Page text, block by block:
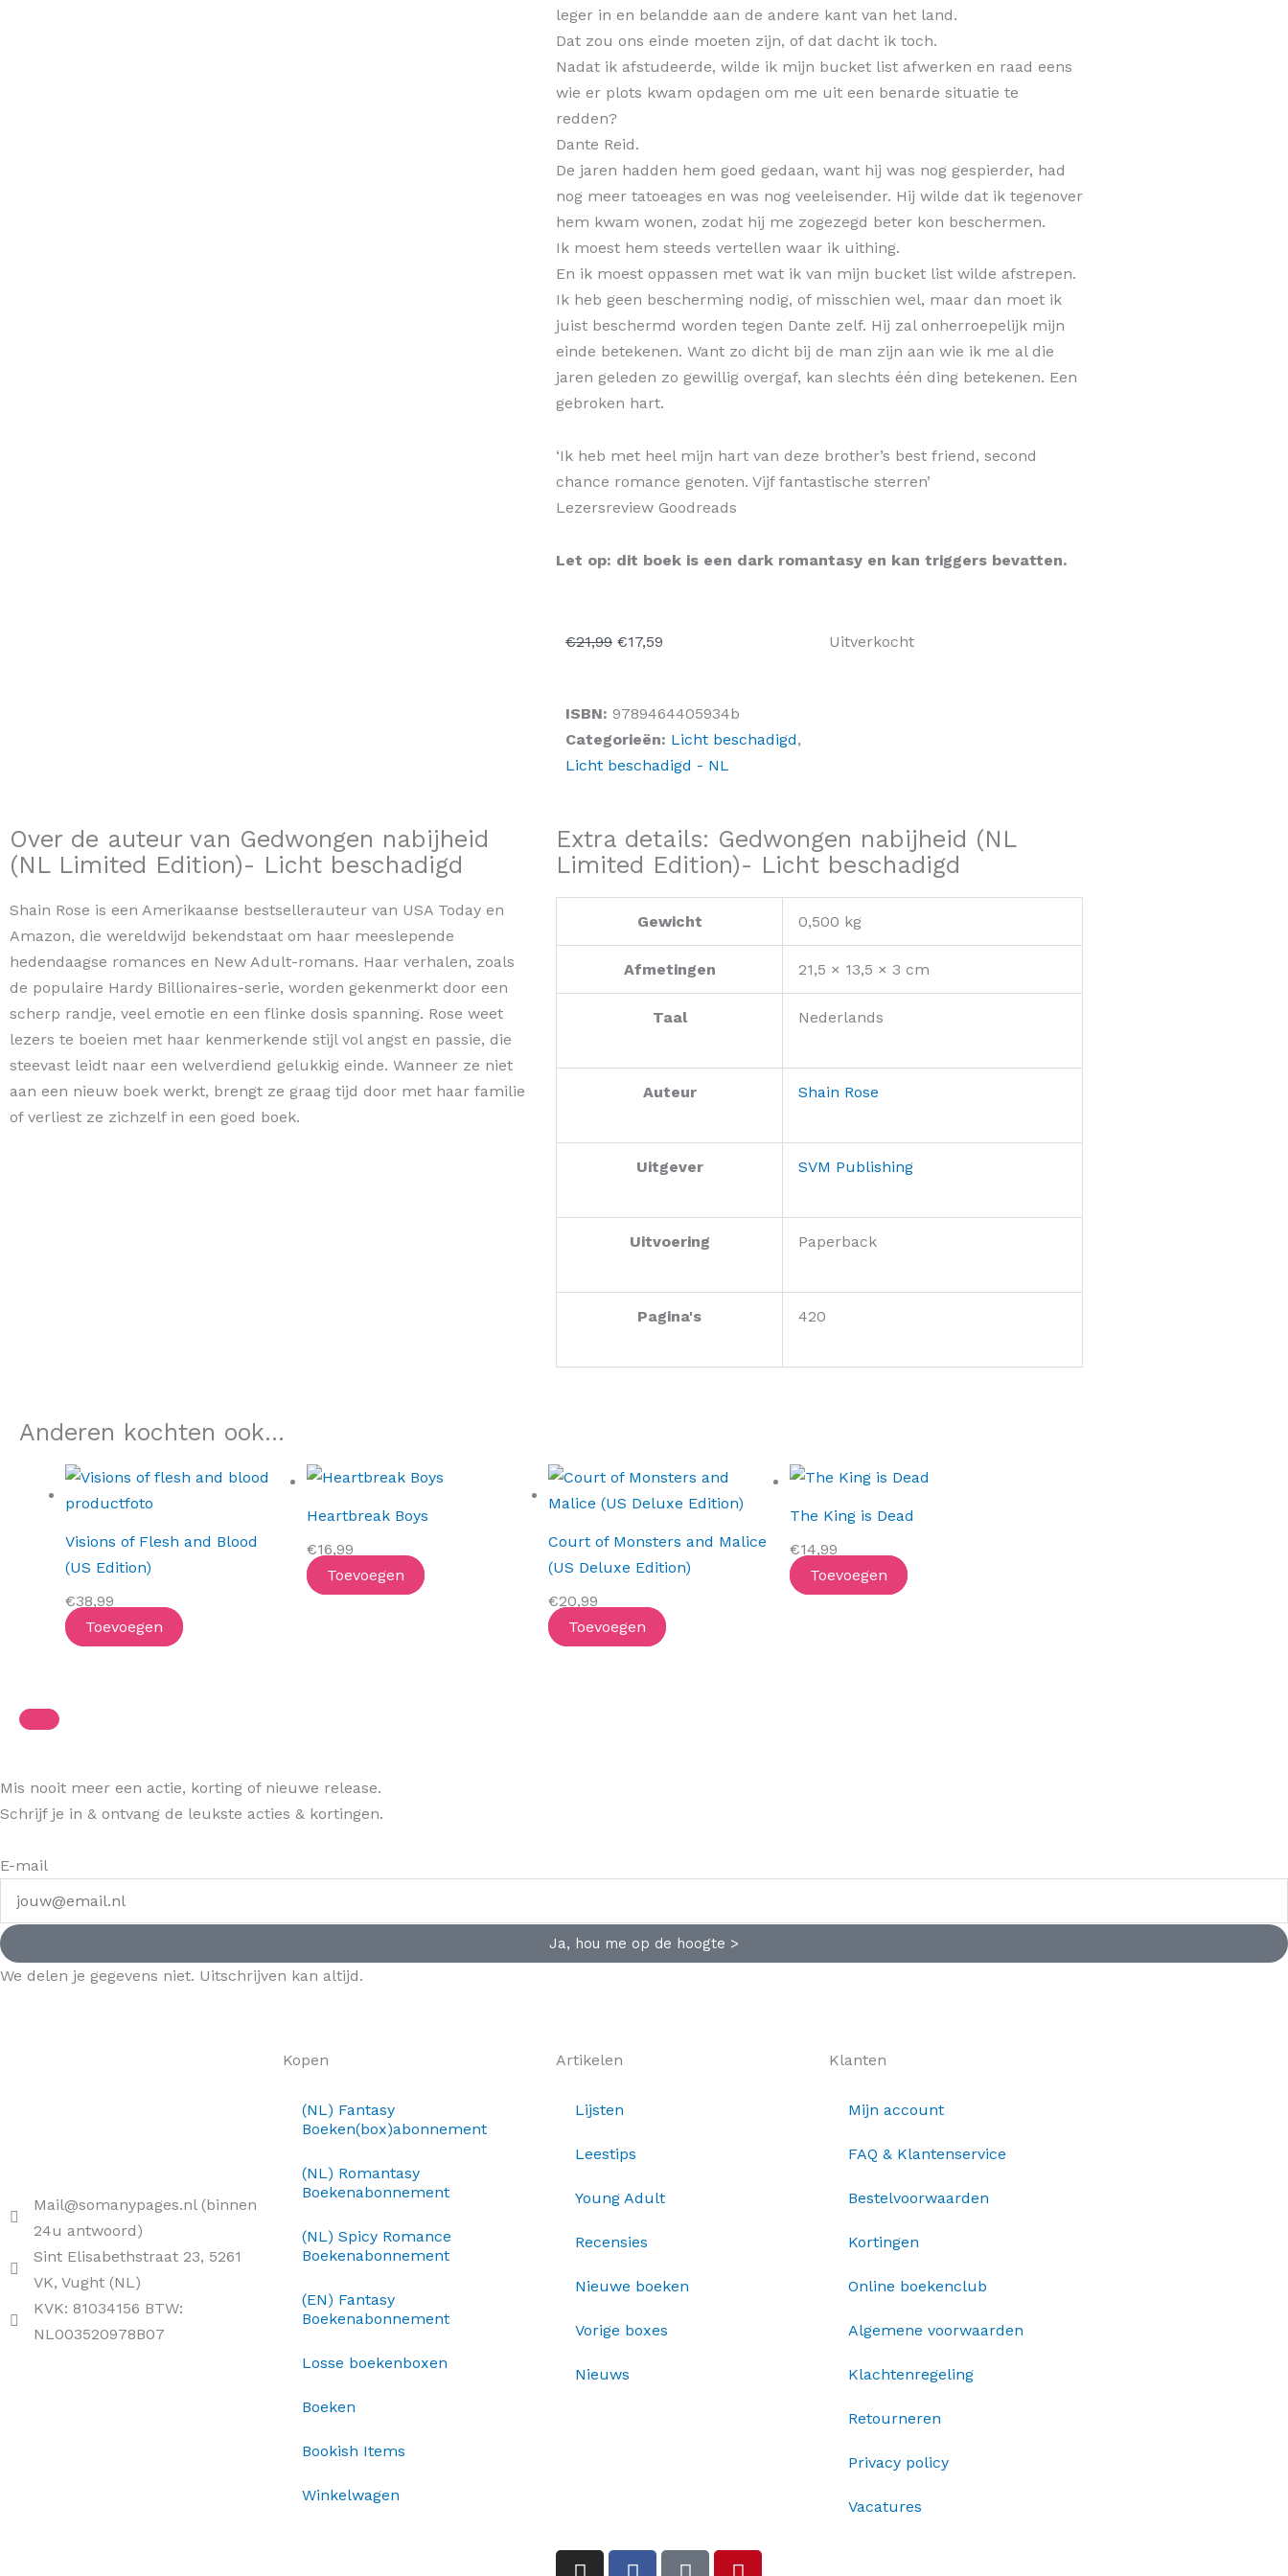
leger in en belandde aan de andere kant van het land.
Dat zou ons einde moeten zijn, of dat dacht ik toch.
Nadat ik afstudeerde, wilde ik mijn bucket list afwerken en raad eens
wie er plots kwam opdagen om me uit een benarde situatie te
redden?
Dante Reid.
De jaren hadden hem goed gedaan, want hij was nog gespierder, had
nog meer tatoeages en was nog veeleisender. Hij wilde dat ik tegenover
hem kwam wonen, zodat hij me zogezegd beter kon beschermen.
Ik moest hem steeds vertellen waar ik uithing.
En ik moest oppassen met wat ik van mijn bucket list wilde afstrepen.
Ik heb geen bescherming nodig, of misschien wel, maar dan moet ik
juist beschermd worden tegen Dante zelf. Hij zal onherroepelijk mijn
einde betekenen. Want zo dicht bij de man zijn aan wie ik me al die
jaren geleden zo gewillig overgaf, kan slechts één ding betekenen. Een
gebroken hart.
‘Ik heb met heel mijn hart van deze brother’s best friend, second
chance romance genoten. Vijf fantastische sterren’
Lezersreview Goodreads
Let op: dit boek is een dark romantasy en kan triggers bevatten.
€21,99 Oorspronkelijke
€21,99.
€17,59
€17,59.
ISBN: 9789464405934b
Categorieën: Licht beschadigd,
Licht beschadigd - NL
Uitverkocht
Over de auteur van Gedwongen nabijheid
(NL Limited Edition)- Licht beschadigd
Shain Rose is een Amerikaanse bestsellerauteur van USA Today en
Amazon, die wereldwijd bekendstaat om haar meeslepende
hedendaagse romances en New Adult-romans. Haar verhalen, zoals
de populaire Hardy Billionaires-serie, worden gekenmerkt door een
scherp randje, veel emotie en een flinke dosis spanning. Rose weet
lezers te boeien met haar kenmerkende stijl vol angst en passie, die
steevast leidt naar een welverdiend gelukkig einde. Wanneer ze niet
aan een nieuw boek werkt, brengt ze graag tijd door met haar familie
of verliest ze zichzelf in een goed boek.
Extra details: Gedwongen nabijheid (NL
Limited Edition)- Licht beschadigd
Gewicht 0,500 kg
Afmetingen 21,5 × 13,5 × 3 cm
Taal Nederlands
Auteur Shain Rose
Uitgever SVM Publishing
Uitvoering Paperback
Pagina's 420
Anderen kochten ook...
Visions of Flesh and Blood
(US Edition)
€38,99
Toevoegen
Heartbreak Boys
€16,99
Toevoegen
Court of Monsters and Malice
(US Deluxe Edition)
€20,99
Toevoegen
The King is Dead
€14,99
Toevoegen
Mis nooit meer een actie, korting of nieuwe release.
Schrijf je in & ontvang de leukste acties & kortingen.
E-mail
Ja, hou me op de hoogte >
We delen je gegevens niet. Uitschrijven kan altijd.
Mail@somanypages.nl (binnen
24u antwoord)
Sint Elisabethstraat 23, 5261
VK, Vught (NL)
KVK: 81034156 BTW:
NL003520978B07
Kopen
(NL) Fantasy
Boeken(box)abonnement
(NL) Romantasy
Boekenabonnement
(NL) Spicy Romance
Boekenabonnement
(EN) Fantasy
Boekenabonnement
Losse boekenboxen
Boeken
Bookish Items
Winkelwagen
Artikelen
Lijsten
Leestips
Young Adult
Recensies
Nieuwe boeken
Vorige boxes
Nieuws
Klanten
Mijn account
FAQ & Klantenservice
Bestelvoorwaarden
Kortingen
Online boekenclub
Algemene voorwaarden
Klachtenregeling
Retourneren
Privacy policy
Vacatures
I
F
T
P